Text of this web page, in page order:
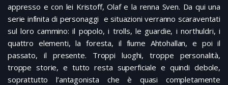
appresso e con lei Kristoff, Olaf e la renna Sven. Da qui una
serie infinita di personaggi e situazioni verranno scaraventati
sul loro cammino: il popolo, i trolls, le guardie, i northuldri, i
quattro elementi, la foresta, il fiume Ahtohallan, e poi il
passato, il presente. Troppi luoghi, troppe personalità,
troppe storie, e tutto resta superficiale e quindi debole,
soprattutto l’antagonista che è quasi completamente